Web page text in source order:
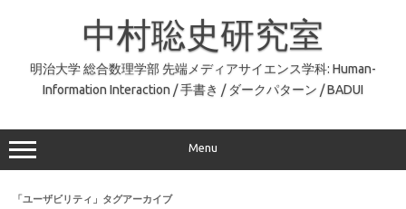
中村聡史研究室
明治大学 総合数理学部 先端メディアサイエンス学科: Human-
Information Interaction / 手書き / ダークパターン / BADUI
Menu
「ユーザビリティ 」タグアーカイブ